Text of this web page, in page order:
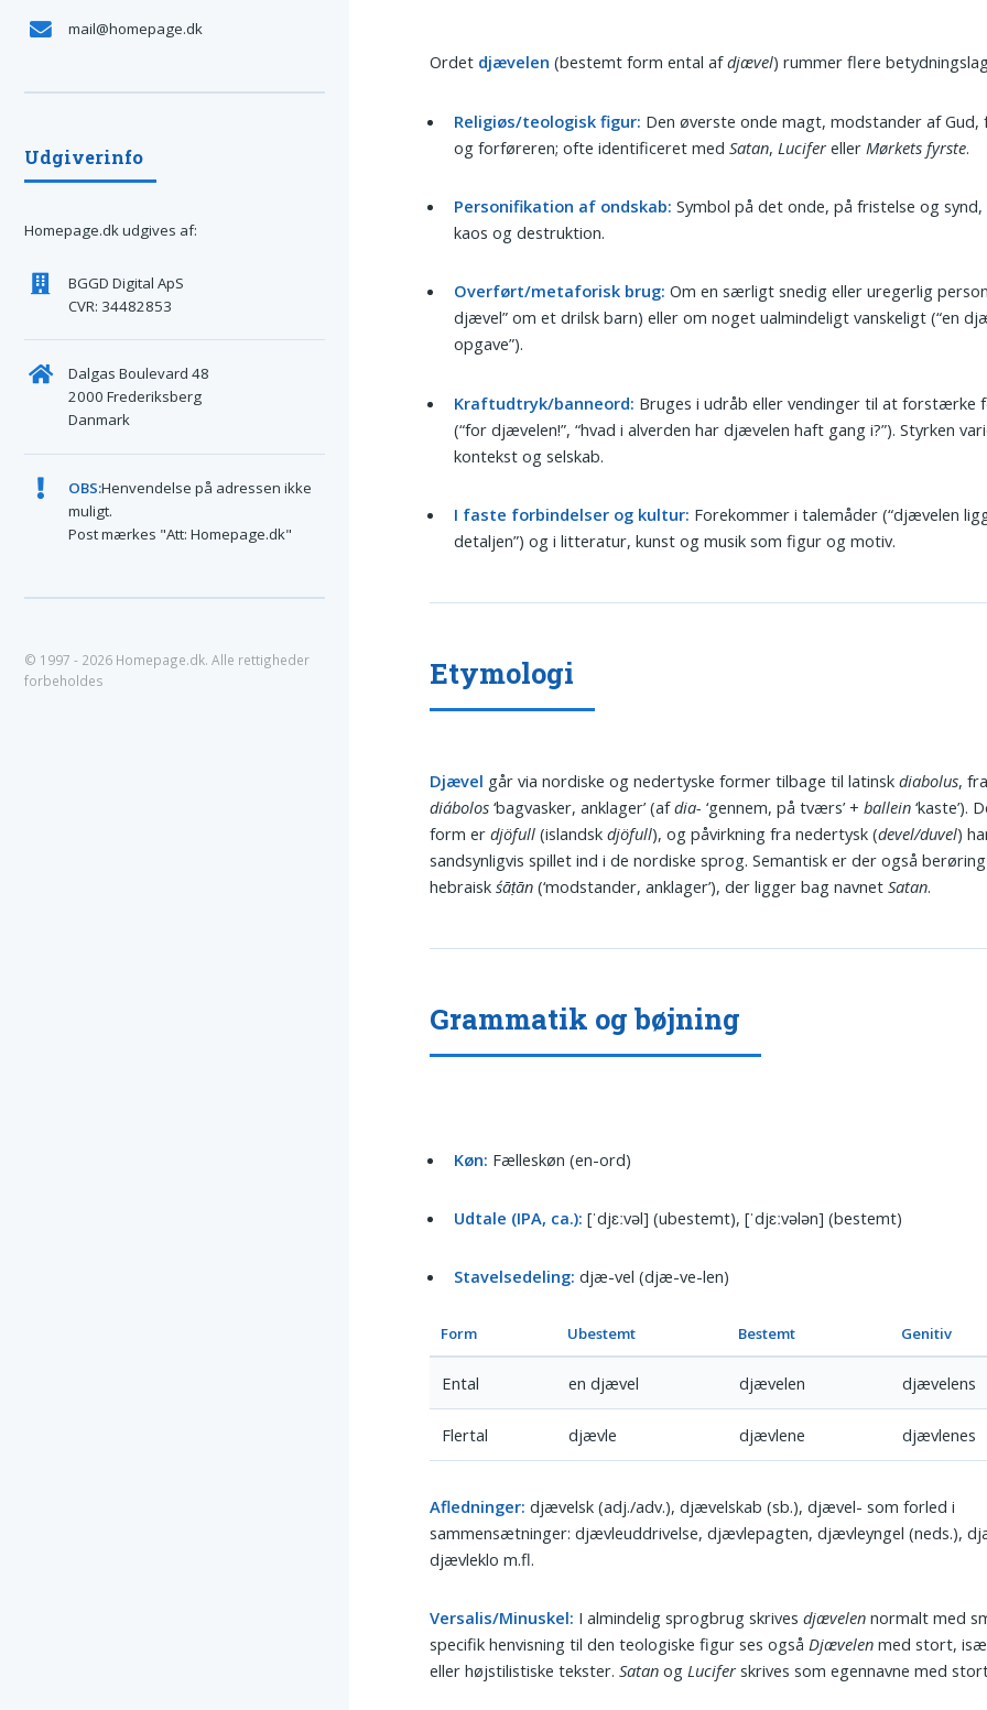
Ordet djævelen (bestemt form ental afdjævel) rummer flere
Religiøs/teologisk figur: Den øverste onde magt, modstander af Gud,
og forføreren; ofte identificeret medSatan, Lucifer eller Mørkets fyrste.
Personifikation af ondskab: Symbol på det onde, på fristelse og synd,
kaos og destruktion.
Overført/metaforisk brug: Om en særligt snedig eller uregerlig
djævel” om et drilsk barn) eller om noget ualmindeligt vanskeligt (“en
opgave”).
Kraftudtryk/banneord: Bruges i udråb eller vendinger til at forstærke
(“for djævelen!”, “hvad i alverden har djævelen haft gang i?”). Styrken
kontekst og selskab.
I faste forbindelser og kultur: Forekommer i talemåder (“djævelen
detaljen”) og i litteratur, kunst og musik som figur og motiv.
Etymologi
Djævel går via nordiske og nedertyske former tilbage til latinskdiabolus,
diábolos ‘bagvasker, anklager’ (afdia- ‘gennem, på tværs’ +ballein ‘kaste’).
form erdjöfull (islandskdjöfull), og påvirkning fra nedertysk (devel/duvel)
sandsynligvis spillet ind i de nordiske sprog. Semantisk er der også
hebraiskśāṭān (‘modstander, anklager’), der ligger bag navnetSatan.
Grammatik og bøjning
Køn: Fælleskøn (en-ord)
Udtale (IPA, ca.): [ˈdjɛːvəl] (ubestemt), [ˈdjɛːvələn] (bestemt)
Stavelsedeling: djæ-vel (djæ-ve-len)
Form Ubestemt Bestemt Genitiv
Ental en djævel djævelen djævelens
Flertal djævle djævlene djævlenes
Afledninger: djævelsk (adj./adv.), djævelskab (sb.), djævel- som forled i
sammensætninger: djævleuddrivelse, djævlepagten, djævleyngel (neds.),
djævleklo m.fl.
Versalis/Minuskel: I almindelig sprogbrug skrivesdjævelen normalt med
specifik henvisning til den teologiske figur ses ogsåDjævelen med stort,
eller højstilistiske tekster.Satan ogLucifer skrives som egennavne med
mail@homepage.dk
Udgiverinfo
Homepage.dk udgives af:
BGGD Digital ApS
CVR: 34482853
Dalgas Boulevard 48
2000 Frederiksberg
Danmark
OBS:Henvendelse på adressen ikke
muligt.
Post mærkes "Att: Homepage.dk"
© 1997 - 2026 Homepage.dk. Alle rettigheder
forbeholdes